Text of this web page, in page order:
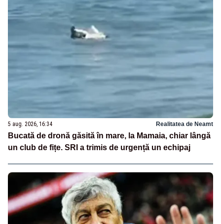
5 aug. 2026, 16:34 Realitatea de Neamt
Bucată de dronă găsită în mare, la Mamaia, chiar lângă
un club de fițe. SRI a trimis de urgență un echipaj